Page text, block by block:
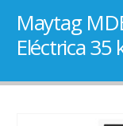
Maytag
Eléctrica 35